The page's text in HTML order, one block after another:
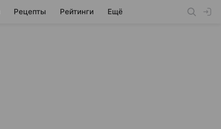
Рецепты Рейтинги Ещё